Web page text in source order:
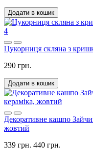
Додати в кошик
4
Цукорниця скляна з
290 грн.
Додати в кошик
Декоративне кашпо
жовтий
339 грн. 440 грн.